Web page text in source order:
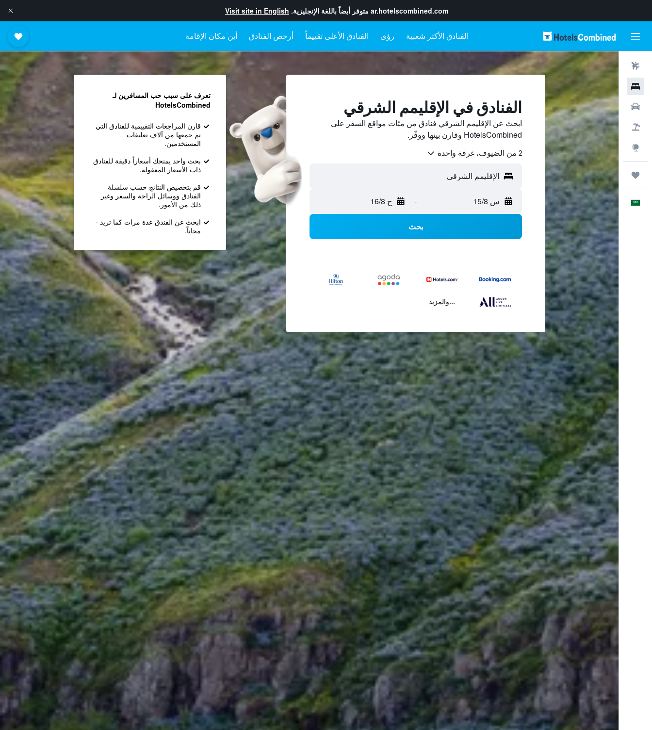
ar.hotelscombined.com متوفر أيضاً باللغة الإنجليزية. Visit site in English
رؤى الفنادق الأعلى تقييماً أرخص الفنادق أين مكان الإقامة
رحلات طيران
فنادق
سيارات
حزم العروض
استكشاف
رحلات
العَرَبِيَّة
الفنادق في الإقليمم الشرقي
ابحث عن الإقليمم الشرقي فنادق من مئات مواقع السفر على
HotelsCombined وقارن بينها ووفّر.
2 من الضيوف، غرفة واحدة
س 15/8 - ح 16/8
بحث
...والمزيد
تعرف على سبب حب المسافرين لـ
HotelsCombined
قارن المراجعات التقييمية للفنادق التي
تم جمعها من آلاف تعليقات
المستخدمين.
بحث واحد يمنحك أسعاراً دقيقة للفنادق
ذات الأسعار المعقولة.
قم بتخصيص النتائج حسب سلسلة
الفنادق ووسائل الراحة والسعر وغير
ذلك من الأمور.
ابحث عن الفندق عدة مرات كما تريد -
مجاناً.